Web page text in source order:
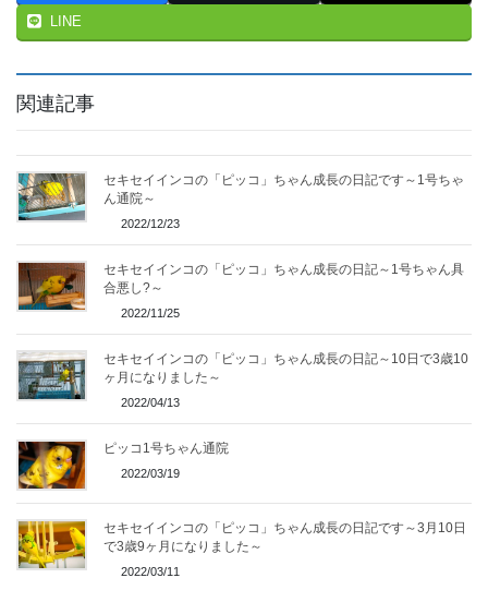
LINE
関連記事
セキセイインコの「ピッコ」ちゃん成長の日記です～1号ちゃ
ん通院～
2022/12/23
セキセイインコの「ピッコ」ちゃん成長の日記～1号ちゃん具
合悪し?～
2022/11/25
セキセイインコの「ピッコ」ちゃん成長の日記～10日で3歳10
ヶ月になりました～
2022/04/13
ピッコ1号ちゃん通院
2022/03/19
セキセイインコの「ピッコ」ちゃん成長の日記です～3月10日
で3歳9ヶ月になりました～
2022/03/11